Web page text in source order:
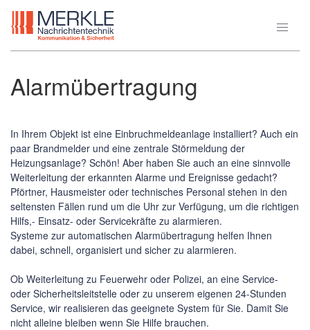
Alarmübertragung
In Ihrem Objekt ist eine Einbruchmeldeanlage installiert? Auch ein
paar Brandmelder und eine zentrale Störmeldung der
Heizungsanlage? Schön! Aber haben Sie auch an eine sinnvolle
Weiterleitung der erkannten Alarme und Ereignisse gedacht?
Pförtner, Hausmeister oder technisches Personal stehen in den
seltensten Fällen rund um die Uhr zur Verfügung, um die richtigen
Hilfs,- Einsatz- oder Servicekräfte zu alarmieren.
Systeme zur automatischen Alarmübertragung helfen Ihnen
dabei, schnell, organisiert und sicher zu alarmieren.
Ob Weiterleitung zu Feuerwehr oder Polizei, an eine Service-
oder Sicherheitsleitstelle oder zu unserem eigenen 24-Stunden
Service, wir realisieren das geeignete System für Sie. Damit Sie
nicht alleine bleiben wenn Sie Hilfe brauchen.